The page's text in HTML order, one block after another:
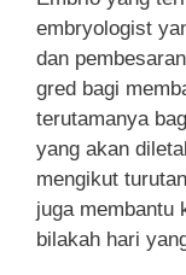
embryologist
dan
gred bagi
terutamanya
yang akan
mengikut
juga membantu
bilakah hari